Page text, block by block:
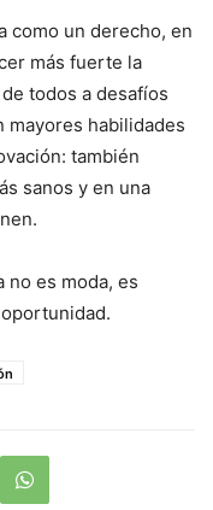
como un derecho, en
más fuerte la
todos a desafíos
mayores habilidades
también
sanos y en una
no es moda, es